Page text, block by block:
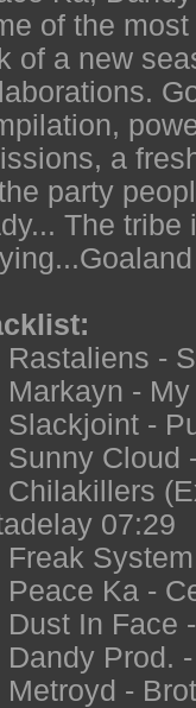
of the
of a new
a
party
The
Rastaliens -
Markayn -
Slackjoint -
Sunny Cloud
Chilakillers
07:29
Freak
Peace Ka -
Dust In Face
Dandy Prod.
Metroyd -